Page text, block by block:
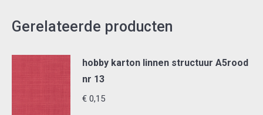
Gerelateerde producten
hobby karton linnen structuur A5rood
nr 13
€ 0,15